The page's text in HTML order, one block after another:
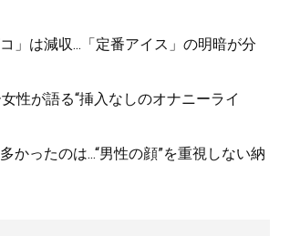
」は減収...「定番アイス」の明暗が分
性が語る“挿入なしのオナニーライ
ったのは...“男性の顔”を重視しない納